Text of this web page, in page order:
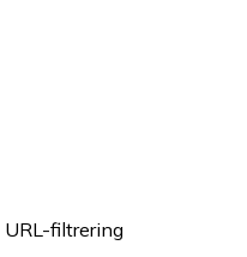
URL-filtrering